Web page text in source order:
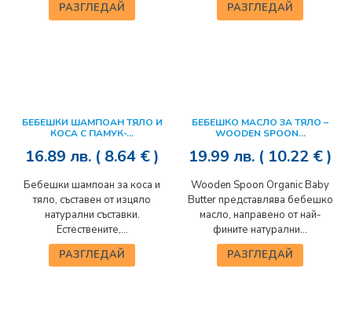
РАЗГЛЕДАЙ
РАЗГЛЕДАЙ
БЕБЕШКИ ШАМПОАН ТЯЛО И
КОСА С ПАМУК-...
16.89 лв. ( 8.64 € )
Бебешки шампоан за коса и
тяло, съставен от изцяло
натурални съставки.
Естествените,...
РАЗГЛЕДАЙ
БЕБЕШКО МАСЛО ЗА ТЯЛО –
WOODEN SPOON...
19.99 лв. ( 10.22 € )
Wooden Spoon Organic Baby
Butter представлява бебешко
масло, направено от най-
фините натурални...
РАЗГЛЕДАЙ